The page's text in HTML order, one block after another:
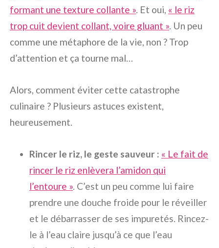
formant une texture collante ». Et oui, « le riz
trop cuit devient collant, voire gluant ». Un peu
comme une métaphore de la vie, non ? Trop
d’attention et ça tourne mal…
Alors, comment éviter cette catastrophe
culinaire ? Plusieurs astuces existent,
heureusement.
Rincer le riz, le geste sauveur : « Le fait de
rincer le riz enlèvera l’amidon qui
l’entoure ». C’est un peu comme lui faire
prendre une douche froide pour le réveiller
et le débarrasser de ses impuretés. Rincez-
le à l’eau claire jusqu’à ce que l’eau